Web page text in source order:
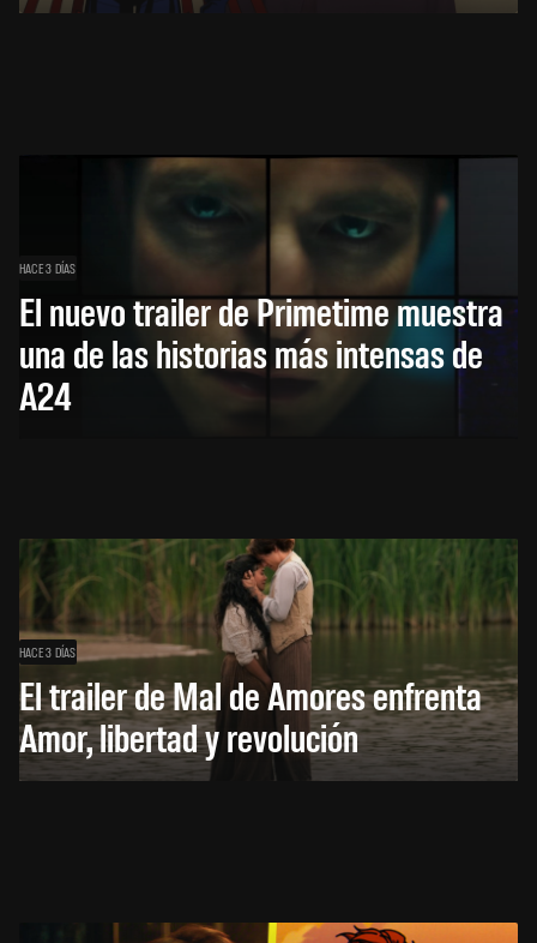
HACE 3 DÍAS
El nuevo trailer de Primetime muestra
una de las historias más intensas de
A24
HACE 3 DÍAS
El trailer de Mal de Amores enfrenta
Amor, libertad y revolución